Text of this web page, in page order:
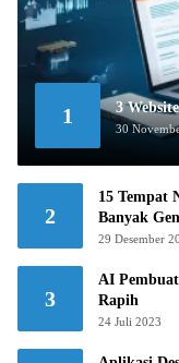
1 3
30
2
15 Tempat
Banyak
29 Desember
3
AI
Rapih
24 Juli 2023